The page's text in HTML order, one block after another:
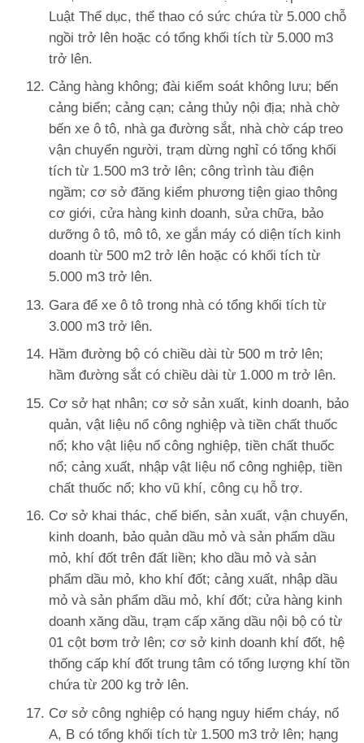
Luật Thể dục, thể thao có sức chứa từ 5.000 chỗ
ngồi trở lên hoặc có tổng khối tích từ 5.000 m3
trở lên.
Cảng hàng không; đài kiểm soát không lưu; bến
cảng biển; cảng cạn; cảng thủy nội địa; nhà chờ
bến xe ô tô, nhà ga đường sắt, nhà chờ cáp treo
vận chuyển người, trạm dừng nghỉ có tổng khối
tích từ 1.500 m3 trở lên; công trình tàu điện
ngầm; cơ sở đăng kiểm phương tiện giao thông
cơ giới, cửa hàng kinh doanh, sửa chữa, bảo
dưỡng ô tô, mô tô, xe gắn máy có diện tích kinh
doanh từ 500 m2 trở lên hoặc có khối tích từ
5.000 m3 trở lên.
Gara để xe ô tô trong nhà có tổng khối tích từ
3.000 m3 trở lên.
Hầm đường bộ có chiều dài từ 500 m trở lên;
hầm đường sắt có chiều dài từ 1.000 m trở lên.
Cơ sở hạt nhân; cơ sở sản xuất, kinh doanh, bảo
quản, vật liệu nổ công nghiệp và tiền chất thuốc
nổ; kho vật liệu nổ công nghiệp, tiền chất thuốc
nổ; cảng xuất, nhập vật liệu nổ công nghiệp, tiền
chất thuốc nổ; kho vũ khí, công cụ hỗ trợ.
Cơ sở khai thác, chế biến, sản xuất, vận chuyển,
kinh doanh, bảo quản dầu mỏ và sản phẩm dầu
mỏ, khí đốt trên đất liền; kho dầu mỏ và sản
phẩm dầu mỏ, kho khí đốt; cảng xuất, nhập dầu
mỏ và sản phẩm dầu mỏ, khí đốt; cửa hàng kinh
doanh xăng dầu, trạm cấp xăng dầu nội bộ có từ
01 cột bơm trở lên; cơ sở kinh doanh khí đốt, hệ
thống cấp khí đốt trung tâm có tổng lượng khí tồn
chứa từ 200 kg trở lên.
Cơ sở công nghiệp có hạng nguy hiểm cháy, nổ
A, B có tổng khối tích từ 1.500 m3 trở lên; hạng